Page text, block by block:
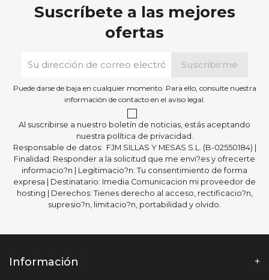
Suscríbete a las mejores
ofertas
Puede darse de baja en cualquier momento. Para ello, consulte nuestra
información de contacto en el aviso legal.
Al suscribirse a nuestro boletín de noticias, estás aceptando
nuestra política de privacidad.
Responsable de datos: FJM SILLAS Y MESAS S.L. (B-02550184) |
Finalidad: Responder a la solicitud que me envi?es y ofrecerte
informacio?n | Legitimacio?n: Tu consentimiento de forma
expresa | Destinatario: Imedia Comunicacion mi proveedor de
hosting | Derechos: Tienes derecho al acceso, rectificacio?n,
supresio?n, limitacio?n, portabilidad y olvido.
Información